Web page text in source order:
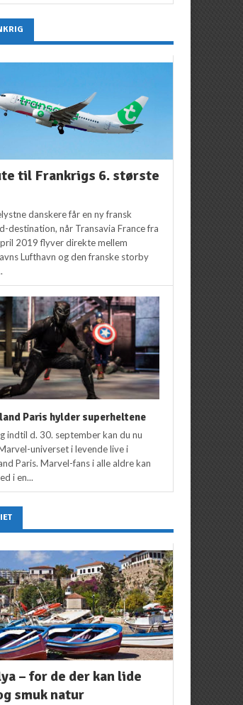
til Frankrigs 6. største
danskere får en ny fransk
destination, når Transavia France fra
2019 flyver direkte mellem
Lufthavn og den franske storby
Paris hylder superheltene
indtil d. 30. september kan du nu
universet i levende live i
Paris. Marvel-fans i alle aldre kan
i en...
– for de der kan lide
smuk natur